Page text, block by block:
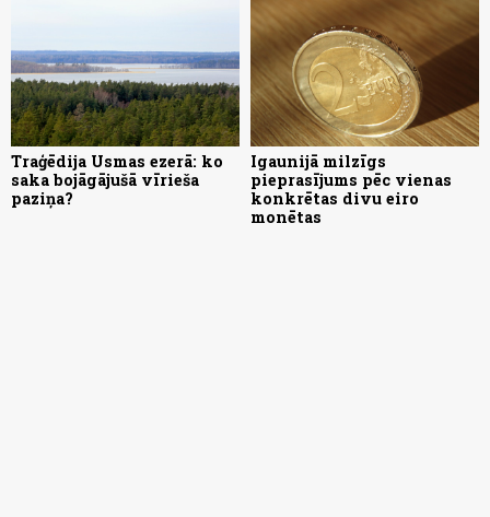
Traģēdija Usmas ezerā: ko
saka bojāgājušā vīrieša
paziņa?
Igaunijā milzīgs
pieprasījums pēc vienas
konkrētas divu eiro
monētas